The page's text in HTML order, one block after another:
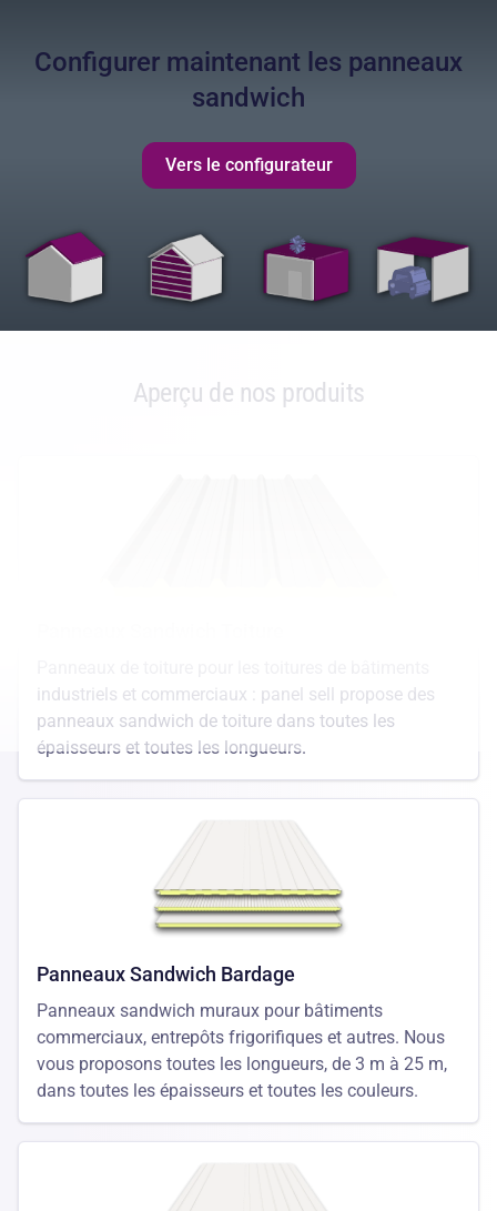
Configurer maintenant les panneaux
sandwich
Vers le configurateur
Aperçu de nos produits
industriels et commerciaux : panel sell propose des
panneaux sandwich de toiture dans toutes les
épaisseurs et toutes les longueurs.
Panneaux Sandwich Bardage
Panneaux sandwich muraux pour bâtiments
commerciaux, entrepôts frigorifiques et autres. Nous
vous proposons toutes les longueurs, de 3 m à 25 m,
dans toutes les épaisseurs et toutes les couleurs.